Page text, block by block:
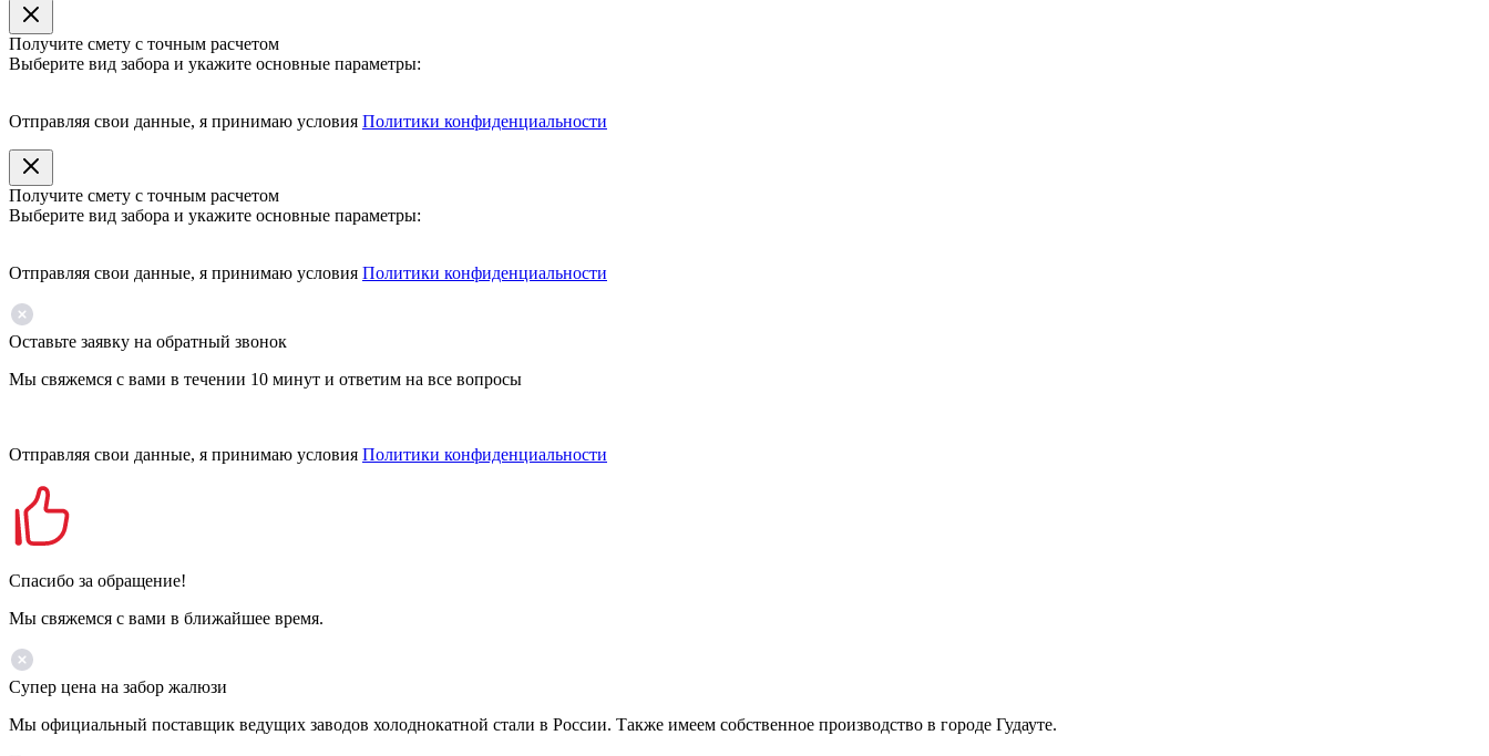
Получите смету с точным расчетом
Выберите вид забора и укажите основные параметры:
Отправляя свои данные, я принимаю условия Политики конфиденциальности
Получите смету с точным расчетом
Выберите вид забора и укажите основные параметры:
Отправляя свои данные, я принимаю условия Политики конфиденциальности
Оставьте заявку на обратный звонок
Мы свяжемся с вами в течении 10 минут и ответим на все вопросы
Отправляя свои данные, я принимаю условия Политики конфиденциальности
Спасибо за обращение!
Мы свяжемся с вами в ближайшее время.
Супер цена на забор жалюзи
Мы официальный поставщик ведущих заводов холоднокатной стали в России. Также имеем собственное производство в городе Гудауте.